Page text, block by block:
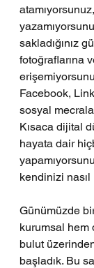
sakladığınız
fotoğraflarına
Facebook,
sosyal
Kısaca dijital
hayata dair
kendinizi
Günümüzde
kurumsal hem
bulut
başladık. Bu